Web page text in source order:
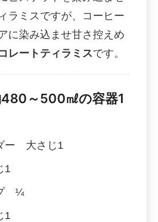
ラミスですが、コーヒー
に染み込ませ甘さ控えめ
レートティラミスです。
～500㎖の容器1
ー 大さじ1
1
¼
1